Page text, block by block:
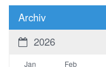
Archiv
2026
Jan Feb